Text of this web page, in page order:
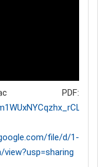
PDF:
file/d/1-
view?usp=sharing